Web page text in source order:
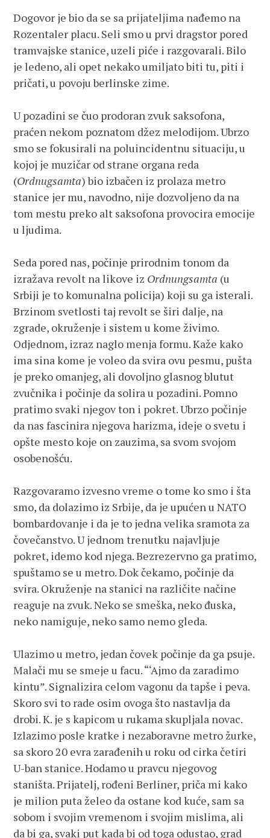
Dogovor je bio da se sa prijateljima nađemo na
Rozentaler placu. Seli smo u prvi dragstor pored
tramvajske stanice, uzeli piće i razgovarali. Bilo
je ledeno, ali opet nekako umiljato biti tu, piti i
pričati, u povoju berlinske zime.
U pozadini se čuo prodoran zvuk saksofona,
praćen nekom poznatom džez melodijom. Ubrzo
smo se fokusirali na poluincidentnu situaciju, u
kojoj je muzičar od strane organa reda
(Ordnugsamta) bio izbačen iz prolaza metro
stanice jer mu, navodno, nije dozvoljeno da na
tom mestu preko alt saksofona provocira emocije
u ljudima.
Seda pored nas, počinje prirodnim tonom da
izražava revolt na likove iz Ordnungsamta (u
Srbiji je to komunalna policija) koji su ga isterali.
Brzinom svetlosti taj revolt se širi dalje, na
zgrade, okruženje i sistem u kome živimo.
Odjednom, izraz naglo menja formu. Kaže kako
ima sina kome je voleo da svira ovu pesmu, pušta
je preko omanjeg, ali dovoljno glasnog blutut
zvučnika i počinje da solira u pozadini. Pomno
pratimo svaki njegov ton i pokret. Ubrzo počinje
da nas fascinira njegova harizma, ideje o svetu i
opšte mesto koje on zauzima, sa svom svojom
osobenošću.
Razgovaramo izvesno vreme o tome ko smo i šta
smo, da dolazimo iz Srbije, da je upućen u NATO
bombardovanje i da je to jedna velika sramota za
čovečanstvo. U jednom trenutku najavljuje
pokret, idemo kod njega. Bezrezervno ga pratimo,
spuštamo se u metro. Dok čekamo, počinje da
svira. Okruženje na stanici na različite načine
reaguje na zvuk. Neko se smeška, neko đuska,
neko namiguje, neko samo nemo gleda.
Ulazimo u metro, jedan čovek počinje da ga psuje.
Malači mu se smeje u facu. “‘Ajmo da zaradimo
kintu”. Signalizira celom vagonu da tapše i peva.
Skoro svi to rade osim ovoga što nastavlja da
drobi. K. je s kapicom u rukama skupljala novac.
Izlazimo posle kratke i nezaboravne metro žurke,
sa skoro 20 evra zarađenih u roku od cirka četiri
U-ban stanice. Hodamo u pravcu njegovog
staništa. Prijatelj, rođeni Berliner, priča mi kako
je milion puta želeo da ostane kod kuće, sam sa
sobom i svojim vremenom i svojim mislima, ali
da bi ga, svaki put kada bi od toga odustao, grad